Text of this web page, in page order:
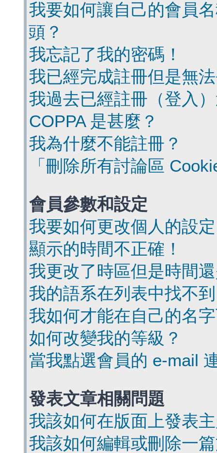
我要如何讓自己的會員
頭？
我忘記了我的密碼！
我已經完成註冊但是無
我過去已經註冊（登入
COPPA 是甚麼？
我為什麼不能註冊？
「刪除所有討論區
會員參數和設定
我要如何更改個人的設
顯示的時間不正確！
我更改了時區但是時間
我的語系在列表中找不
我如何才能在自己的名
如何改變我的等級？
當我點選會員的 e-mail
發表文章相關問題
我該如何在版面上發表
我該如何編輯或刪除一